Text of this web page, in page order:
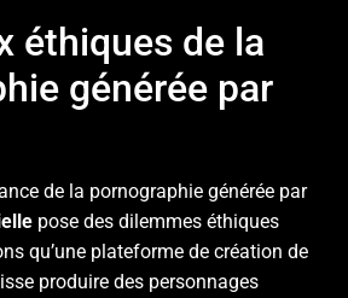
éthiques de la
générée par
de la pornographie générée par
pose des dilemmes éthiques
qu’une plateforme de création de
produire des personnages